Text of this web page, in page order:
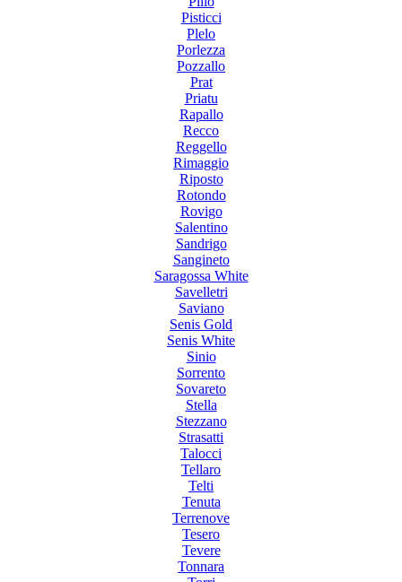
Pisticci
Plelo
Porlezza
Pozzallo
Prat
Priatu
Rapallo
Recco
Reggello
Rimaggio
Riposto
Rotondo
Rovigo
Salentino
Sandrigo
Sangineto
Saragossa White
Savelletri
Saviano
Senis Gold
Senis White
Sinio
Sorrento
Sovareto
Stella
Stezzano
Strasatti
Talocci
Tellaro
Telti
Tenuta
Terrenove
Tesero
Tevere
Tonnara